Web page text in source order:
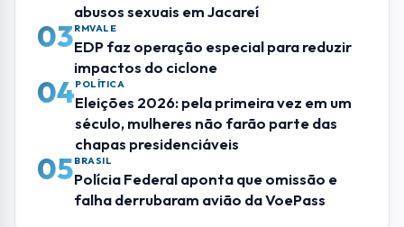
abusos sexuais em Jacareí
03RMVALE
EDP faz operação especial para reduzir
impactos do ciclone
04POLÍTICA
Eleições 2026: pela primeira vez em um
século, mulheres não farão parte das
chapas presidenciáveis
05BRASIL
Polícia Federal aponta que omissão e
falha derrubaram avião da VoePass